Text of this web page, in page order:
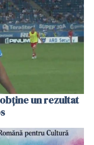
un rezultat